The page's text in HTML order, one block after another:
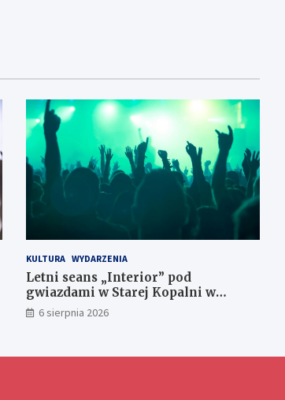
KULTURA WYDARZENIA
Letni seans „Interior” pod
gwiazdami w Starej Kopalni w
Wałbrzychu
6 sierpnia 2026